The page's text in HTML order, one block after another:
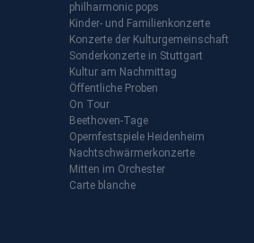
philharmonic pops
Kinder- und Familienkonzerte
Konzerte der Kulturgemeinschaft
Sonderkonzerte in Stuttgart
Kultur am Nachmittag
Öffentliche Proben
On Tour
Beethoven-Tage
Opernfestspiele Heidenheim
Nachtschwärmerkonzerte
Mitten im Orchester
Carte blanche